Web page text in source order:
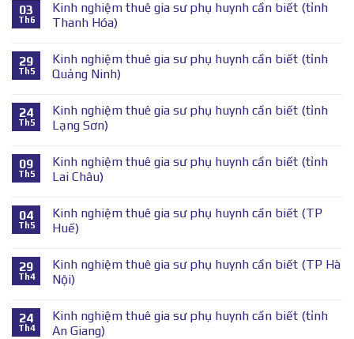
03
Th6
Kinh nghiệm thuê gia sư phụ huynh cần biết (tỉnh
Thanh Hóa)
29
Th5
Kinh nghiệm thuê gia sư phụ huynh cần biết (tỉnh
Quảng Ninh)
24
Th5
Kinh nghiệm thuê gia sư phụ huynh cần biết (tỉnh
Lạng Sơn)
09
Th5
Kinh nghiệm thuê gia sư phụ huynh cần biết (tỉnh
Lai Châu)
04
Th5
Kinh nghiệm thuê gia sư phụ huynh cần biết (TP
Huế)
29
Th4
Kinh nghiệm thuê gia sư phụ huynh cần biết (TP Hà
Nội)
24
Th4
Kinh nghiệm thuê gia sư phụ huynh cần biết (tỉnh
An Giang)